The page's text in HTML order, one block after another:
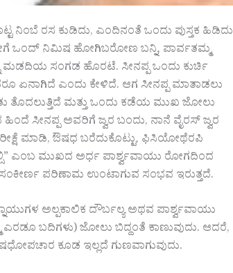
ನಿಂಬೆ ರಸ ಕುಡಿದು, ಎಂದಿನಂತೆ ಒಂದು ಪುಸ್ತಕ ಹಿಡಿದು
ಒಂದ್ ನಿಮಿಷ ಹೋಗಿಬರೋಣ ಬನ್ನಿ, ಪಾರ್ವತಮ್ಮ
ಮಡದಿಯ ಸಂಗಡ ಹೊರಟೆ. ಸೀನಪ್ಪ ಒಂದು ಕುರ್ಚಿ
ಏನಾಗಿದೆ ಎಂದು ಕೇಳಿದೆ. ಆಗ ಸೀನಪ್ಪ ಮಾತಾಡಲು
ತೊದಲುತ್ತಿದೆ ಮತ್ತು ಒಂದು ಕಡೆಯ ಮುಖ ಜೋಲು
ಸೀನಪ್ಪ ಅವರಿಗೆ ಜ್ವರ ಬಂದು, ನಾನೆ ವೈರಸ್ ಜ್ವರ
ಮಾಡಿ, ಔಷಧ ಬರೆದುಕೊಟ್ಟು, ಫಿಸಿಯೋಥೆರಪಿ
ಎಂಬ ಮುಖದ ಅರ್ಧ ಪಾರ್ಶ್ವವಾಯು ರೋಗದಿಂದ
ಪರಿಣಾಮ ಉಂಟಾಗುವ ಸಂಭವ ಇರುತ್ತದೆ.
ಅಲ್ಪಕಾಲಿಕ ದೌರ್ಬಲ್ಯ ಅಥವ ಪಾರ್ಶ್ವವಾಯು
ಬದಿಗಳು) ಜೋಲು ಬಿದ್ದಂತೆ ಕಾಣುವುದು. ಆದರೆ,
ಕೂಡ ಇಲ್ಲದೆ ಗುಣವಾಗುವುದು.